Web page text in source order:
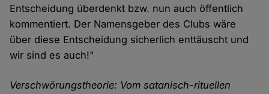
Entscheidung überdenkt bzw. nun auch öffentlich
kommentiert. Der Namensgeber des Clubs wäre
über diese Entscheidung sicherlich enttäuscht und
wir sind es auch!"
Verschwörungstheorie: Vom satanisch-rituellen